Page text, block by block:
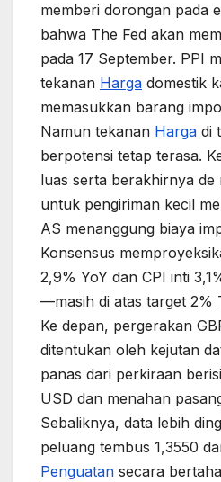
memberi dorongan pada
bahwa The Fed akan
pada 17 September. PPI
tekanan Harga domestik
memasukkan barang
Namun tekanan Harga di
berpotensi tetap terasa.
luas serta berakhirnya de
untuk pengiriman kecil
AS menanggung biaya
Konsensus
2,9% YoY dan CPI inti
—masih di atas target 2%
Ke depan, pergerakan
ditentukan oleh kejutan
panas dari perkiraan
USD dan menahan
Sebaliknya, data lebih
peluang tembus 1,3550
Penguatan secara